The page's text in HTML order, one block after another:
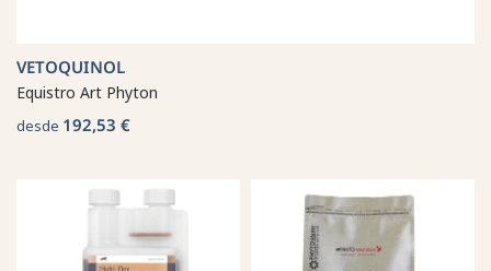
VETOQUINOL
Equistro Art Phyton
desde 192,53 €